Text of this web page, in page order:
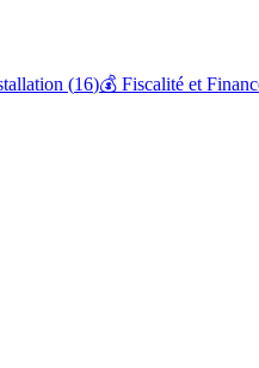
(16)💰 Fiscalité et